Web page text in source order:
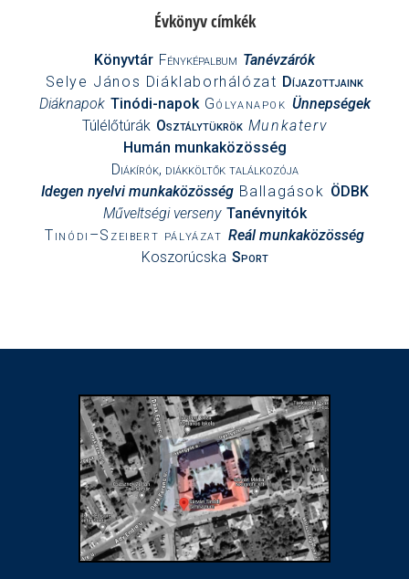
Évkönyv címkék
Könyvtár Fényképalbum Tanévzárók
Selye János Diáklaborhálózat Díjazottjaink
Diáknapok Tinódi-napok Gólyanapok Ünnepségek
Túlélőtúrák Osztálytükrök Munkaterv
Humán munkaközösség
Diákírók, diákköltők találkozója
Idegen nyelvi munkaközösség Ballagások ÖDBK
Műveltségi verseny Tanévnyitók
Tinódi–Szeibert pályázat Reál munkaközösség
Koszorúcska Sport